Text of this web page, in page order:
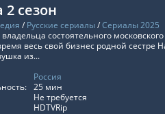
2 сезон
/ Русские сериалы/Сериалы 2025
владельца состоятельного
весь свой бизнес родной сестре
из...
Россия
25 мин
Не требуется
HDTVRip